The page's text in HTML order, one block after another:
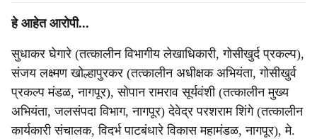
हे आहेत आरोपी...
सुधाकर घेगारे (तत्कालीन विभागीय लेखाधिकारी, गोसीखुर्द प्रकल्प),
संजय लक्ष्मण खोल्हापुरकर (तत्कालीन अधीक्षक अभियंता, गोसीखुर्व
प्रकल्प मंडळ, नागपूर), सोपान रामराव सूर्यवंशी (तत्कालीन मुख्य
अभियंता, जलसंपदा विभाग, नागपूर) देवेद्र परशराम शिंगे (तत्कालीन
कार्यकारी संचालक, विदर्भ पाटबंधारे विकास महामंडळ, नागपूर), मे.